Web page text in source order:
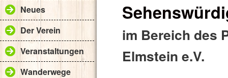
Neues
Der Verein
Veranstaltungen
Wanderwege
im Bereich des
Elmstein e.V.